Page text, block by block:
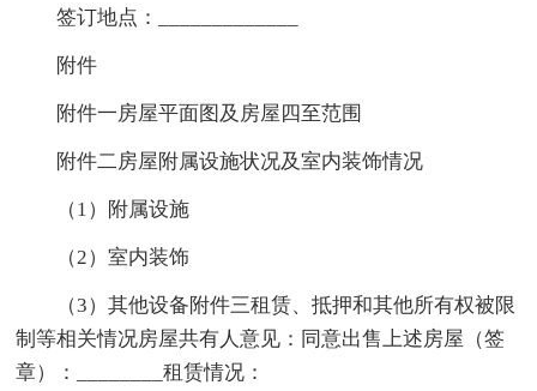
签订地点：_____________
附件
附件一房屋平面图及房屋四至范围
附件二房屋附属设施状况及室内装饰情况
（1）附属设施
（2）室内装饰
（3）其他设备附件三租赁、抵押和其他所有权被限
制等相关情况房屋共有人意见：同意出售上述房屋（签
章）：________租赁情况：